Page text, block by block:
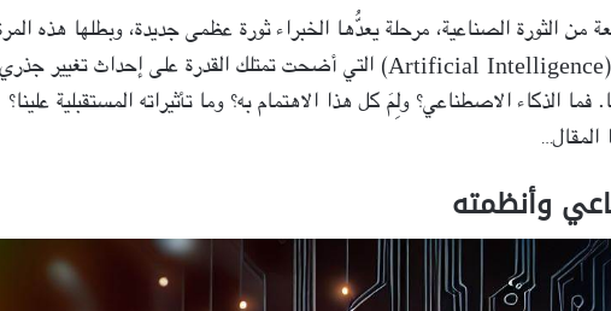
من الثورة الصناعية، مرحلة يعدُّها الخبراء ثورة عظمى جديدة، وبطلها هذه
هو تكنولوجيا الذكاء الاصطناعي (Artificial Intelligence) التي أضحت تمتلك القدرة على إحداث تغيير جذري
الذكاء الاصطناعي؟ ولِمَ كل هذا الاهتمام به؟ وما تأثيراته المستقبلية علينا؟
وأنظمته
تسع